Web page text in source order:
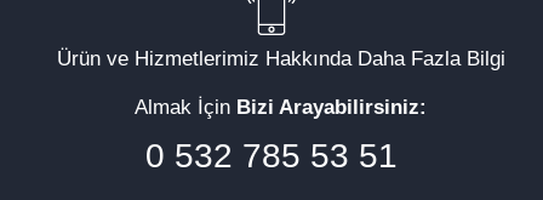
Ürün ve Hizmetlerimiz Hakkında Daha Fazla Bilgi
Almak İçin Bizi Arayabilirsiniz:
0 532 785 53 51